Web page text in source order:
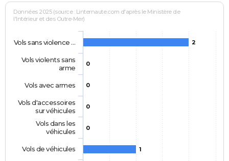
Données 2025 (source : Linternaute.com d'après le Ministère de
l'Intérieur et des Outre-Mer)
2
0
0
0
0
1
Vols sans violence …
Vols violents sans
arme
Vols avec armes
Vols d'accessoires
sur véhicules
Vols dans les
véhicules
Vols de véhicules